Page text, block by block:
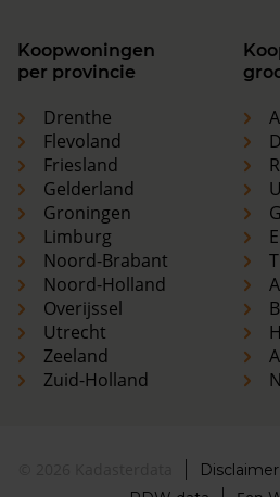
Koopwoningen
per provincie
Drenthe
Flevoland
Friesland
Gelderland
Groningen
Limburg
Noord-Brabant
Noord-Holland
Overijssel
Utrecht
Zeeland
Zuid-Holland
Disclaimer